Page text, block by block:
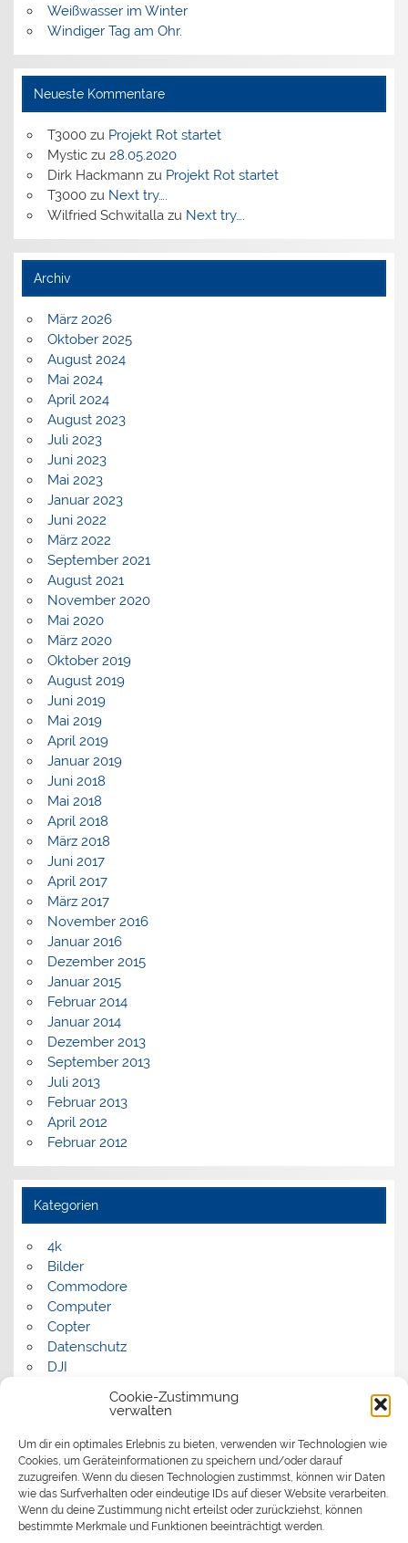
Cookie-Zustimmung
verwalten
Um dir ein optimales Erlebnis zu bieten, verwenden wir Technologien wie
Cookies, um Geräteinformationen zu speichern und/oder darauf
zuzugreifen. Wenn du diesen Technologien zustimmst, können wir Daten
wie das Surfverhalten oder eindeutige IDs auf dieser Website verarbeiten.
Wenn du deine Zustimmung nicht erteilst oder zurückziehst, können
bestimmte Merkmale und Funktionen beeinträchtigt werden.
Weißwasser im Winter
Windiger Tag am Ohr.
Neueste Kommentare
T3000zu Projekt Rot startet
Mysticzu 28.05.2020
Dirk Hackmann zu Projekt Rot startet
T3000zu Next try….
Wilfried Schwitallazu Next try….
Archiv
März 2026
Oktober 2025
August 2024
Mai 2024
April 2024
August 2023
Juli 2023
Juni 2023
Mai 2023
Januar 2023
Juni 2022
März 2022
September 2021
August 2021
November 2020
Mai 2020
März 2020
Oktober 2019
August 2019
Juni 2019
Mai 2019
April 2019
Januar 2019
Juni 2018
Mai 2018
April 2018
März 2018
Juni 2017
April 2017
März 2017
November 2016
Januar 2016
Dezember 2015
Januar 2015
Februar 2014
Januar 2014
Dezember 2013
September 2013
Juli 2013
Februar 2013
April 2012
Februar 2012
Kategorien
4k
Bilder
Commodore
Computer
Copter
Datenschutz
DJI
Panorama
Politik
Retrocomputer
Uncategorized
Video